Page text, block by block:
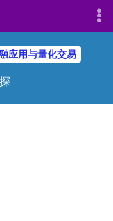
应用与量化交易